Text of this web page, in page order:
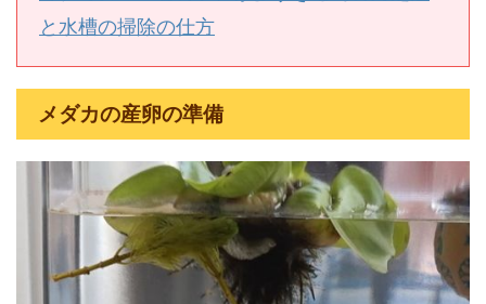
と水槽の掃除の仕方
メダカの産卵の準備